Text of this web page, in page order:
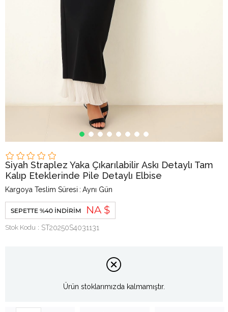
Siyah Straplez Yaka Çıkarılabilir Askı Detaylı Tam
Kalıp Eteklerinde Pile Detaylı Elbise
Kargoya Teslim Süresi : Aynı Gün
SEPETTE %40 İNDIRIM NA $
Stok Kodu ST20250S4031131
Ürün stoklarımızda kalmamıştır.